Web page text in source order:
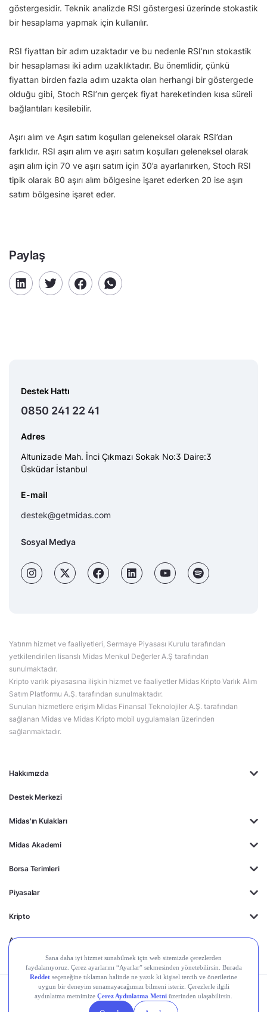
göstergesidir. Teknik analizde RSI göstergesi üzerinde stokastik
bir hesaplama yapmak için kullanılır.
RSI fiyattan bir adım uzaktadır ve bu nedenle RSI’nın stokastik
bir hesaplaması iki adım uzaklıktadır. Bu önemlidir, çünkü
fiyattan birden fazla adım uzakta olan herhangi bir göstergede
olduğu gibi, Stoch RSI’nın gerçek fiyat hareketinden kısa süreli
bağlantıları kesilebilir.
Aşırı alım ve Aşırı satım koşulları geleneksel olarak RSI’dan
farklıdır. RSI aşırı alım ve aşırı satım koşulları geleneksel olarak
aşırı alım için 70 ve aşırı satım için 30’a ayarlanırken, Stoch RSI
tipik olarak 80 aşırı alım bölgesine işaret ederken 20 ise aşırı
satım bölgesine işaret eder.
Paylaş
Hakkımızda
Destek Merkezi
Midas'ın Kulakları
Midas Akademi
Borsa Terimleri
Piyasalar
Kripto
Ayrıcalıklar
Destek Hattı
0850 241 22 41
Adres
Altunizade Mah. İnci Çıkmazı Sokak No:3 Daire:3
Üsküdar İstanbul
E-mail
destek@getmidas.com
Sosyal Medya
Yatırım hizmet ve faaliyetleri, Sermaye Piyasası Kurulu tarafından
yetkilendirilen lisanslı Midas Menkul Değerler A.Ş tarafından
sunulmaktadır.
Kripto varlık piyasasına ilişkin hizmet ve faaliyetler Midas Kripto Varlık Alım
Satım Platformu A.Ş. tarafından sunulmaktadır.
Sunulan hizmetlere erişim Midas Finansal Teknolojiler A.Ş. tarafından
sağlanan Midas ve Midas Kripto mobil uygulamaları üzerinden
sağlanmaktadır.
Kişisel Verilerin
Gizlilik
Yasal
Duyurular
Çerez